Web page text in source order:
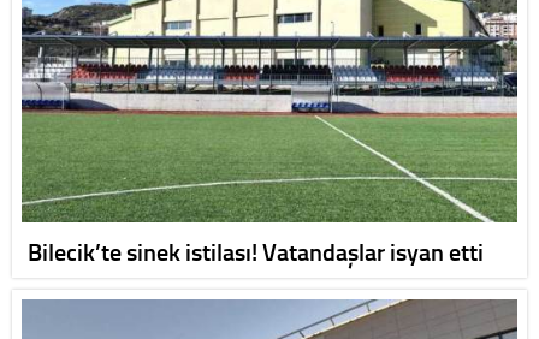
Bilecik’te sinek istilası! Vatandaşlar isyan etti